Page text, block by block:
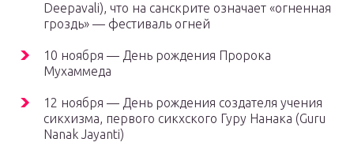
Deepavali), что на санскрите означает «огненная
гроздь» — фестиваль огней
10 ноября — День рождения Пророка
Мухаммеда
12 ноября — День рождения создателя учения
сикхизма, первого сикхского Гуру Нанака (Guru
Nanak Jayanti)